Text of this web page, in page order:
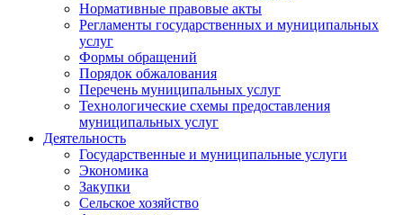
Нормативные правовые акты
Регламенты государственных и муниципальных
услуг
Формы обращений
Порядок обжалования
Перечень муниципальных услуг
Технологические схемы предоставления
муниципальных услуг
Деятельность
Государственные и муниципальные услуги
Экономика
Закупки
Сельское хозяйство